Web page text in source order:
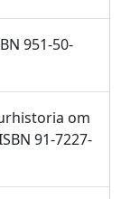
951-50-
om
91-7227-